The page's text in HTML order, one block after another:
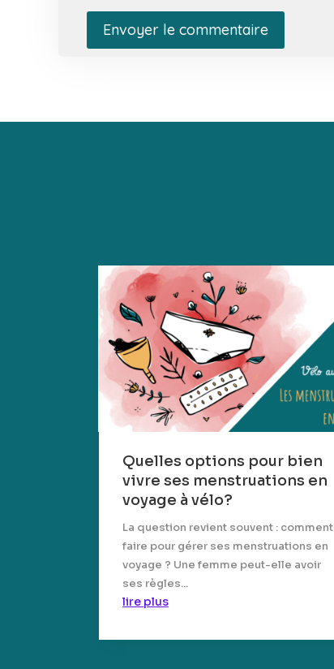
Envoyer le commentaire
Quelles options pour bien
vivre ses menstruations en
voyage à vélo?
La question revient souvent : comment
faire pour gérer ses menstruations en
voyage ? Une femme peut-elle avoir
ses règles...
lire plus